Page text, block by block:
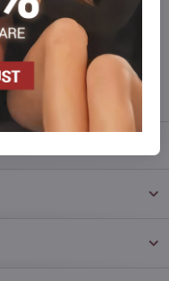
füllen die Ware für Sie